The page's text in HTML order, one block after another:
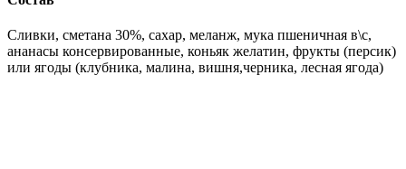
Сливки, сметана 30%, сахар, меланж, мука пшеничная в\с,
ананасы консервированные, коньяк желатин, фрукты (персик)
или ягоды (клубника, малина, вишня,черника, лесная ягода)